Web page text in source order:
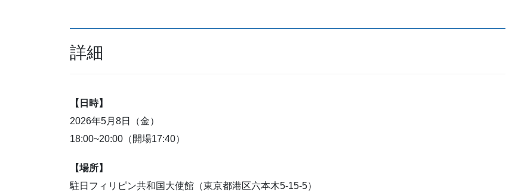
詳細
【日時】
2026年5月8日（金）
18:00~20:00（開場17:40）
【場所】
駐日フィリピン共和国大使館（東京都港区六本木5-15-5）